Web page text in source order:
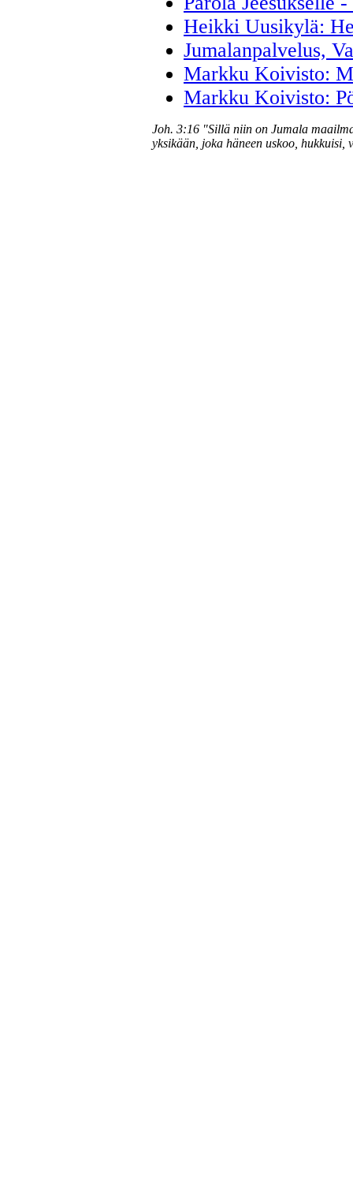
Heikki Uusikylä:
Jumalanpalvelus,
Markku Koivisto:
Markku Koivisto:
Joh. 3:16 "Sillä niin on Jumala
yksikään, joka häneen uskoo,